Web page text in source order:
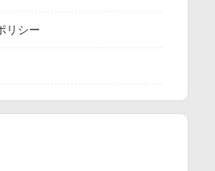
リシー